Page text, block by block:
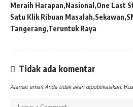
Meraih Harapan Nasional One Last
Satu Klik Ribuan Masalah Sekawan
Tangerang Teruntuk Raya
Tidak ada komentar
Alamat email Anda tidak akan dipublikasikan.